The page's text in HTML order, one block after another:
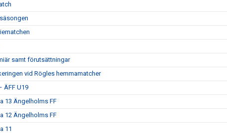
samt förutsättningar
vid Rögles hemmamatcher
ÄFF U19
13 Ängelholms FF
12 Ängelholms FF
11